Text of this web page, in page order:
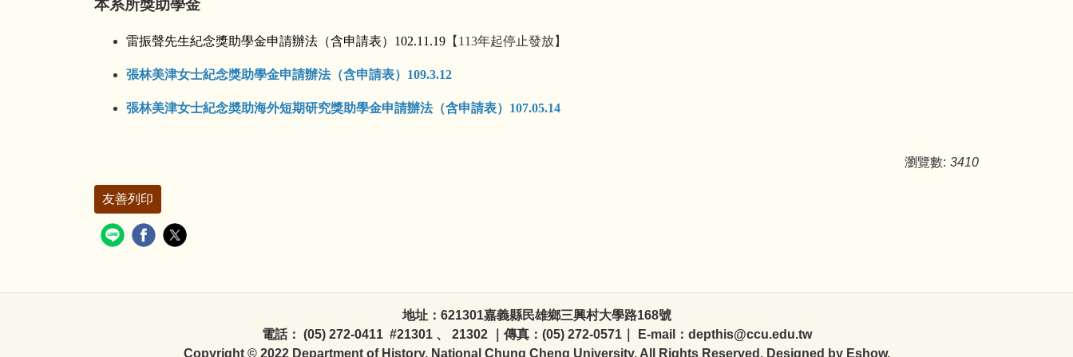
本系所獎助學金
雷振聲先生紀念獎助學金申請辦法（含申請表）102.11.19 【113年起停止發放】
張林美津女士紀念獎助學金申請辦法（含申請表）109.3.12
張林美津女士紀念奬助海外短期研究獎助學金申請辦法（含申請表）107.05.14
瀏覽數: 3410
友善列印
地址：621301嘉義縣民雄鄉三興村大學路168號
電話： (05) 272-0411 #21301 、 21302 ｜傳真：(05) 272-0571｜ E-mail：depthis@ccu.edu.tw
Copyright © 2022 Department of History, National Chung Cheng University. All Rights Reserved. Designed by Eshow.